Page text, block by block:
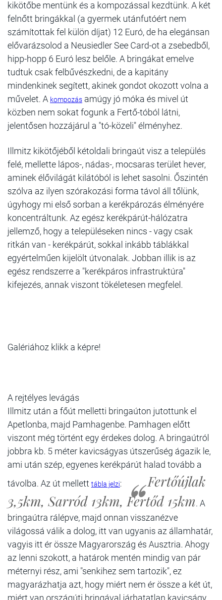
kikötőbe mentünk és a kompozással kezdtünk. A két
felnőtt bringákkal (a gyermek utánfutóért nem
számítottak fel külön díjat) 12 Euró, de ha elegánsan
elővarázsolod a Neusiedler See Card-ot a zsebedből,
hipp-hopp 6 Euró lesz belőle. A bringákat emelve
tudtuk csak felbűvészkedni, de a kapitány
mindenkinek segített, akinek gondot okozott volna a
művelet. A kompozás amúgy jó móka és mivel út
közben nem sokat fogunk a Fertő-tóból látni,
jelentősen hozzájárul a "tó-közeli" élményhez.
Illmitz kikötőjéből kétoldali bringaút visz a település
felé, mellette lápos-, nádas-, mocsaras terület hever,
aminek élővilágát kilátóból is lehet sasolni. Őszintén
szólva az ilyen szórakozási forma távol áll tőlünk,
úgyhogy mi első sorban a kerékpározás élményére
koncentráltunk. Az egész kerékpárút-hálózatra
jellemző, hogy a településeken nincs - vagy csak
ritkán van - kerékpárút, sokkal inkább táblákkal
egyértelműen kijelölt útvonalak. Jobban illik is az
egész rendszerre a "kerékpáros infrastruktúra"
kifejezés, annak viszont tökéletesen megfelel.
Galériához klikk a képre!
A rejtélyes levágás
Illmitz után a főút melletti bringaúton jutottunk el
Apetlonba, majd Pamhagenbe. Pamhagen előtt
viszont még történt egy érdekes dolog. A bringaútról
jobbra kb. 5 méter kavicságyas útszerűség ágazik le,
ami után szép, egyenes kerékpárút halad tovább a
távolba. Az út mellett tábla jelzi:
Fertőújlak
3,5km, Sarród 13km, Fertőd 15km. A
bringaútra rálépve, majd onnan visszanézve
világossá válik a dolog, itt van ugyanis az államhatár,
vagyis itt ér össze Magyarország és Ausztria. Ahogy
az lenni szokott, a határok mentén mindig van pár
méternyi rész, ami "senkihez sem tartozik", ez
magyarázhatja azt, hogy miért nem ér össze a két út,
miért van országúti bringával járhatatlan kavicságy